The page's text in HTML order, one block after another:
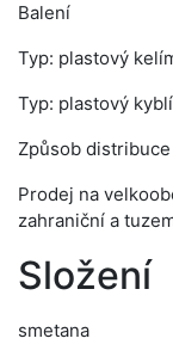
Balení
Typ: plastový
Typ: plastový
Způsob
Prodej na
zahraniční a
Složení
smetana